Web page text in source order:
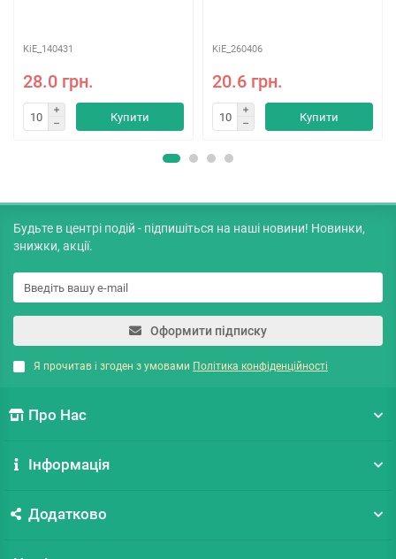
KiE_140431
28.0 грн.
Купити
KiE_260406
20.6 грн.
Купити
Будьте в центрі подій - підпишіться на наші новини! Новинки,
знижки, акції.
Оформити підписку
Я прочитав і згоден з умовами Політика конфіденційності
Про Нас
Інформація
Додатково